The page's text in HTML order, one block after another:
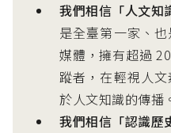
我們相信「人文知
是全臺第一家、
媒體，擁有超過
蹤者，在輕視人
於人文知識的傳播
我們相信「認識歷